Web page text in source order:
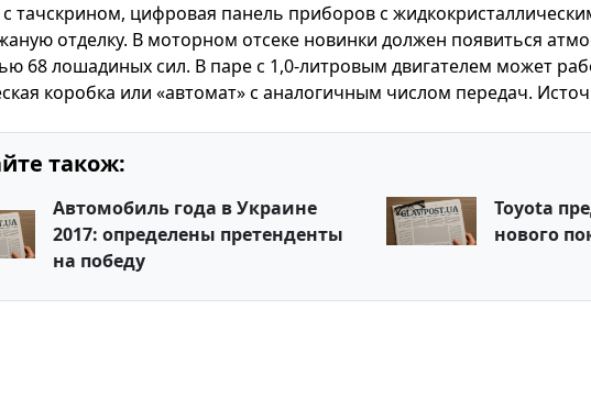
тачскрином, цифровая панель приборов с
отделку. В моторном отсеке новинки должен появиться
68 лошадиных сил. В паре с 1,0-литровым двигателем может
коробка или «автомат» с аналогичным числом передач.
також:
Автомобиль года в Украине
2017: определены претенденты
на победу
Toyota
нового